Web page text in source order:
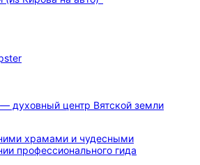
духовный центр Вятской земли
храмами и чудесными
профессионального гида